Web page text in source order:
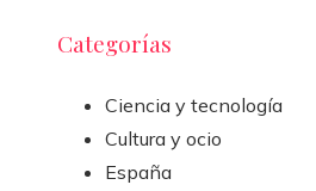
Categorías
Ciencia y tecnología
Cultura y ocio
España